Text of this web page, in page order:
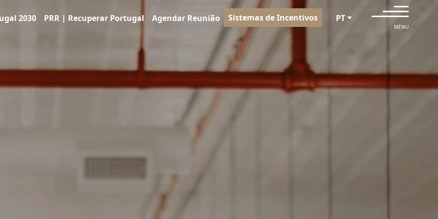
2030 PRR | Recuperar Portugal Agendar Reunião Sistemas de Incentivos PT
MENU